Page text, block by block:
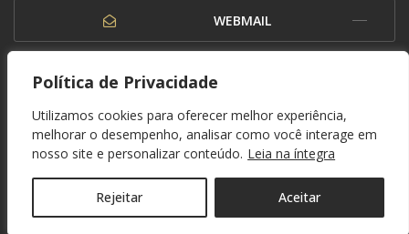
Política de Privacidade
Utilizamos cookies para oferecer melhor experiência,
melhorar o desempenho, analisar como você interage em
nosso site e personalizar conteúdo. Leia na íntegra
Rejeitar Aceitar
WEBMAIL
OUVIDORIA
© 1937 - 2026. Federação Paranaense de Futebol. Todos os direitos reservados. By